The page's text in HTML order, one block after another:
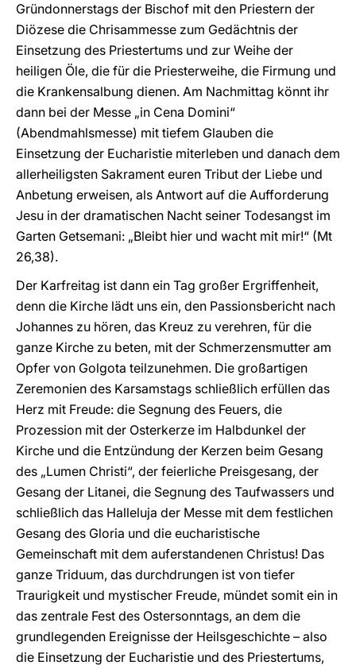
Gründonnerstags der Bischof mit den Priestern der
Diözese die Chrisammesse zum Gedächtnis der
Einsetzung des Priestertums und zur Weihe der
heiligen Öle, die für die Priesterweihe, die Firmung und
die Krankensalbung dienen. Am Nachmittag könnt ihr
dann bei der Messe „in Cena Domini“
(Abendmahlsmesse) mit tiefem Glauben die
Einsetzung der Eucharistie miterleben und danach dem
allerheiligsten Sakrament euren Tribut der Liebe und
Anbetung erweisen, als Antwort auf die Aufforderung
Jesu in der dramatischen Nacht seiner Todesangst im
Garten Getsemani: „Bleibt hier und wacht mit mir!“ (Mt
26,38).
Der Karfreitag ist dann ein Tag großer Ergriffenheit,
denn die Kirche lädt uns ein, den Passionsbericht nach
Johannes zu hören, das Kreuz zu verehren, für die
ganze Kirche zu beten, mit der Schmerzensmutter am
Opfer von Golgota teilzunehmen. Die großartigen
Zeremonien des Karsamstags schließlich erfüllen das
Herz mit Freude: die Segnung des Feuers, die
Prozession mit der Osterkerze im Halbdunkel der
Kirche und die Entzündung der Kerzen beim Gesang
des „Lumen Christi“, der feierliche Preisgesang, der
Gesang der Litanei, die Segnung des Taufwassers und
schließlich das Halleluja der Messe mit dem festlichen
Gesang des Gloria und die eucharistische
Gemeinschaft mit dem auferstandenen Christus! Das
ganze Triduum, das durchdrungen ist von tiefer
Traurigkeit und mystischer Freude, mündet somit ein in
das zentrale Fest des Ostersonntags, an dem die
grundlegenden Ereignisse der Heilsgeschichte – also
die Einsetzung der Eucharistie und des Priestertums,